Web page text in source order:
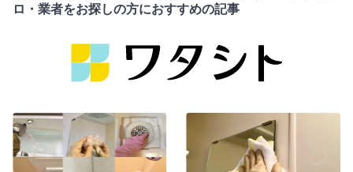
ロ・業者をお探しの方におすすめの記事